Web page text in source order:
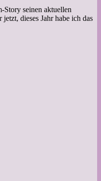
Story seinen aktuellen
dieses Jahr habe ich das